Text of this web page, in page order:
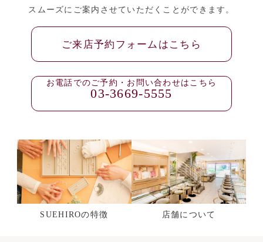
スムーズにご案内させていただくことができます。
ご来店予約フォームはこちら
お電話でのご予約・お問い合わせはこちら
03-3669-5555
SUEHIROの特徴 店舗について